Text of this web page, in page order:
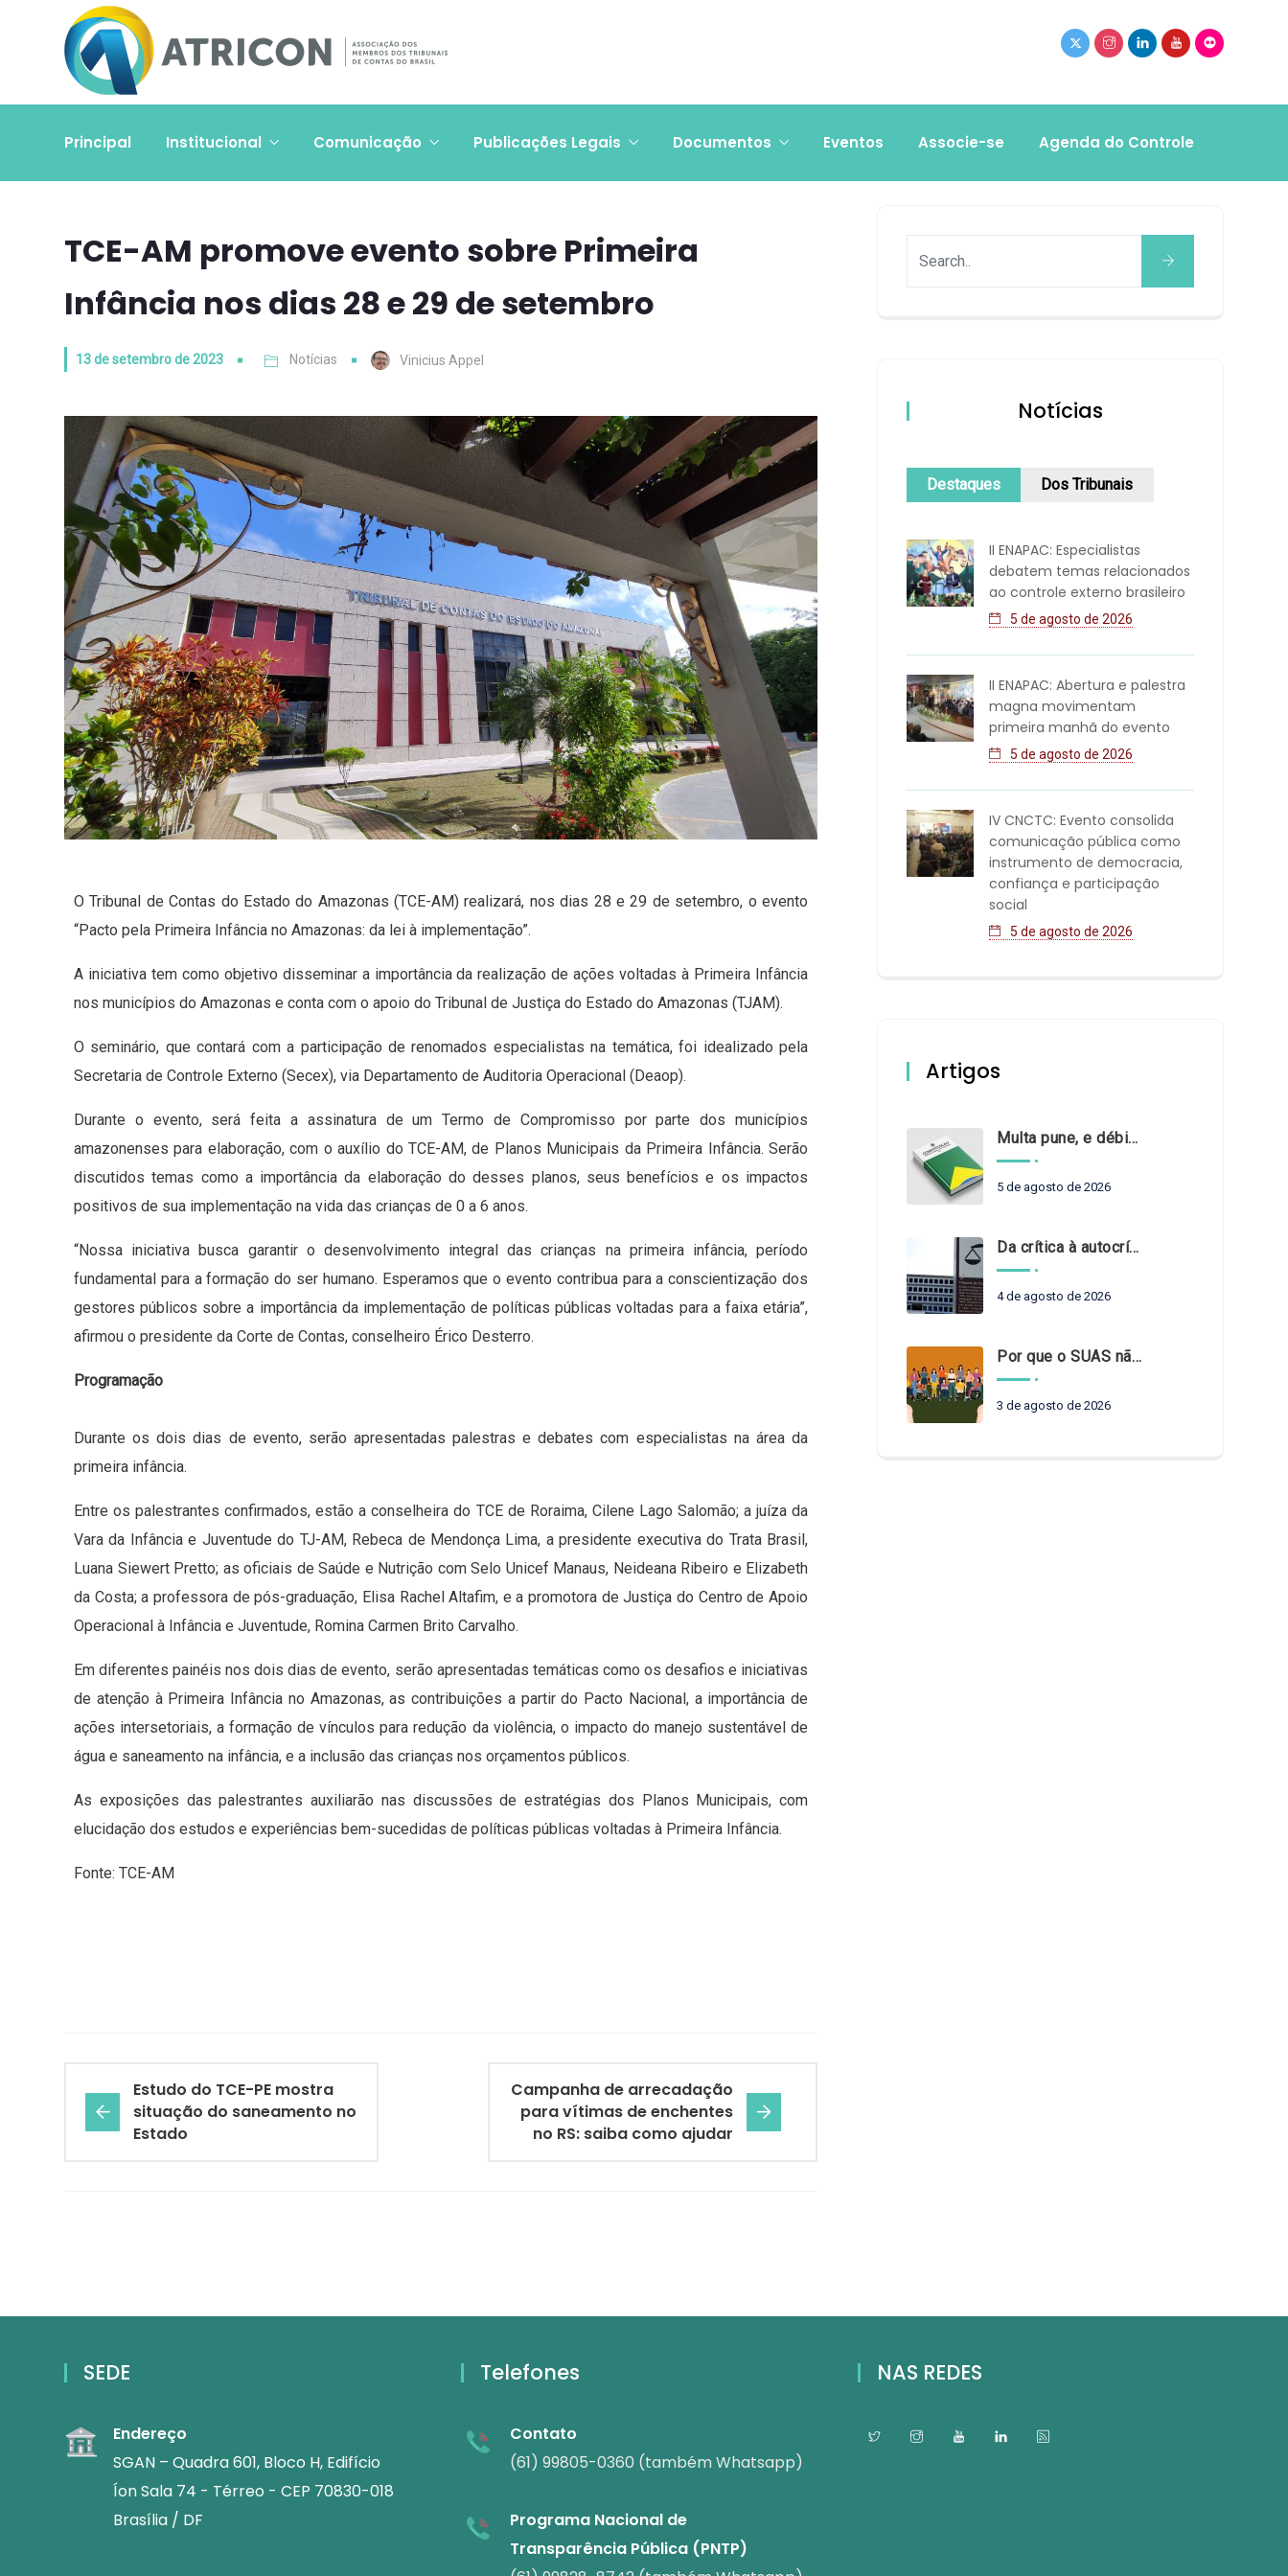
Principal Institucional Comunicação Publicações Legais Documentos Eventos Associe-se Agenda do Controle
TCE-AM promove evento sobre Primeira
Infância nos dias 28 e 29 de setembro
13 de setembro de 2023 Notícias Vinicius Appel
O Tribunal de Contas do Estado do Amazonas (TCE-AM) realizará, nos dias 28 e 29 de setembro, o evento
“Pacto pela Primeira Infância no Amazonas: da lei à implementação”.
A iniciativa tem como objetivo disseminar a importância da realização de ações voltadas à Primeira Infância
nos municípios do Amazonas e conta com o apoio do Tribunal de Justiça do Estado do Amazonas (TJAM).
O seminário, que contará com a participação de renomados especialistas na temática, foi idealizado pela
Secretaria de Controle Externo (Secex), via Departamento de Auditoria Operacional (Deaop).
Durante o evento, será feita a assinatura de um Termo de Compromisso por parte dos municípios
amazonenses para elaboração, com o auxílio do TCE-AM, de Planos Municipais da Primeira Infância. Serão
discutidos temas como a importância da elaboração do desses planos, seus benefícios e os impactos
positivos de sua implementação na vida das crianças de 0 a 6 anos.
“Nossa iniciativa busca garantir o desenvolvimento integral das crianças na primeira infância, período
fundamental para a formação do ser humano. Esperamos que o evento contribua para a conscientização dos
gestores públicos sobre a importância da implementação de políticas públicas voltadas para a faixa etária”,
afirmou o presidente da Corte de Contas, conselheiro Érico Desterro.
​Programação
Durante os dois dias de evento, serão apresentadas palestras e debates com especialistas na área da
primeira infância.
Entre os palestrantes confirmados, estão a conselheira do TCE de Roraima, Cilene Lago Salomão; a juíza da
Vara da Infância e Juventude do TJ-AM, Rebeca de Mendonça Lima, a presidente executiva do Trata Brasil,
Luana Siewert Pretto; as oficiais de Saúde e Nutrição com Selo Unicef Manaus, Neideana Ribeiro e Elizabeth
da Costa; a professora de pós-graduação, Elisa Rachel Altafim, e a promotora de Justiça do Centro de Apoio
Operacional à Infância e Juventude, Romina Carmen Brito Carvalho.
Em diferentes painéis nos dois dias de evento, serão apresentadas temáticas como os desafios e iniciativas
de atenção à Primeira Infância no Amazonas, as contribuições a partir do Pacto Nacional, a importância de
ações intersetoriais, a formação de vínculos para redução da violência, o impacto do manejo sustentável de
água e saneamento na infância, e a inclusão das crianças nos orçamentos públicos.
As exposições das palestrantes auxiliarão nas discussões de estratégias dos Planos Municipais, com
elucidação dos estudos e experiências bem-sucedidas de políticas públicas voltadas à Primeira Infância.
Fonte: TCE-AM
Estudo do TCE-PE mostra
situação do saneamento no
Estado
Campanha de arrecadação
para vítimas de enchentes
no RS: saiba como ajudar
Notícias
Destaques Dos Tribunais
II ENAPAC: Especialistas
debatem temas relacionados
ao controle externo brasileiro
5 de agosto de 2026
II ENAPAC: Abertura e palestra
magna movimentam
primeira manhã do evento
5 de agosto de 2026
IV CNCTC: Evento consolida
comunicação pública como
instrumento de democracia,
confiança e participação
social
5 de agosto de 2026
Artigos
Multa pune, e débito recompõe. § 3º do art. 71 da Constituição: um problema de legística formal
5 de agosto de 2026
Da crítica à autocrítica: Tribunais de Contas sob um novo olhar?
4 de agosto de 2026
Por que o SUAS não pode esperar?
3 de agosto de 2026
SEDE
Endereço
SGAN – Quadra 601, Bloco H, Edifício
Íon Sala 74 - Térreo - CEP 70830-018
Brasília / DF
Telefones
Contato
(61) 99805-0360 (também Whatsapp)
Programa Nacional de
Transparência Pública (PNTP)
NAS REDES